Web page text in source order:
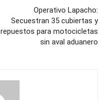
Operativo Lapacho:
Secuestran 35 cubiertas y
repuestos para motocicletas
sin aval aduanero